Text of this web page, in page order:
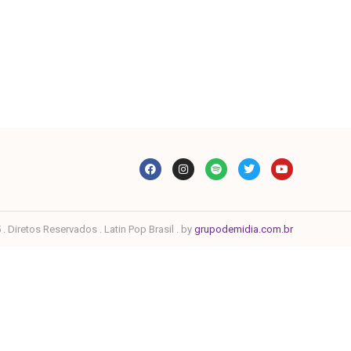
. Diretos Reservados . Latin Pop Brasil . by grupodemidia.com.br